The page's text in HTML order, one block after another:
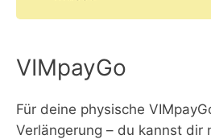
VIMpayGo
Für deine physische
Verlängerung – du kannst dir